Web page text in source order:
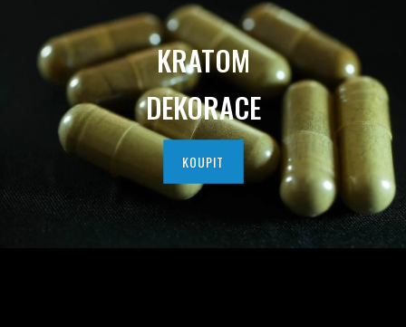
KRATOM
DEKORACE
KOUPIT